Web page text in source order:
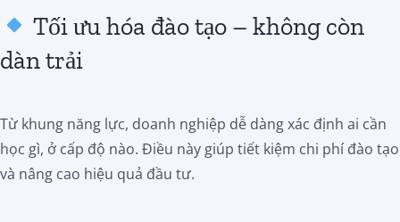
Tối ưu hóa đào tạo – không còn
dàn trải
Từ khung năng lực, doanh nghiệp dễ dàng xác định ai cần
học gì, ở cấp độ nào. Điều này giúp tiết kiệm chi phí đào tạo
và nâng cao hiệu quả đầu tư.